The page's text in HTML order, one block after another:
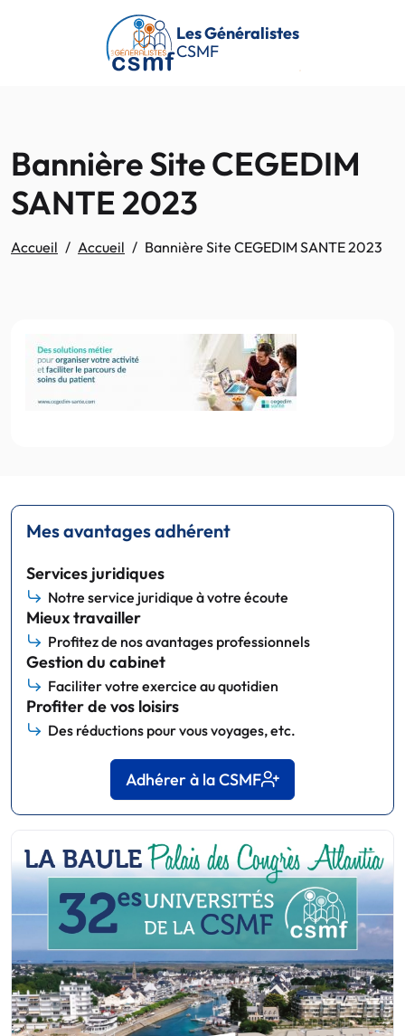
Passer au contenu principal
Les Généralistes
CSMF
Bannière Site CEGEDIM
SANTE 2023
Accueil Accueil Bannière Site CEGEDIM SANTE 2023
Mes avantages adhérent
Services juridiques
Notre service juridique à votre écoute
Mieux travailler
Profitez de nos avantages professionnels
Gestion du cabinet
Faciliter votre exercice au quotidien
Profiter de vos loisirs
Des réductions pour vous voyages, etc.
Adhérer à la CSMF